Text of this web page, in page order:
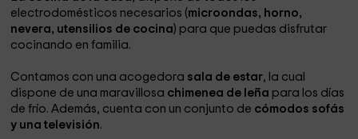
electrodomésticos necesarios (microondas, horno,
nevera, utensilios de cocina) para que puedas disfrutar
cocinando en familia.
Contamos con una acogedora sala de estar, la cual
dispone de una maravillosa chimenea de leña para los días
de frío. Además, cuenta con un conjunto de cómodos sofás
y una televisión.